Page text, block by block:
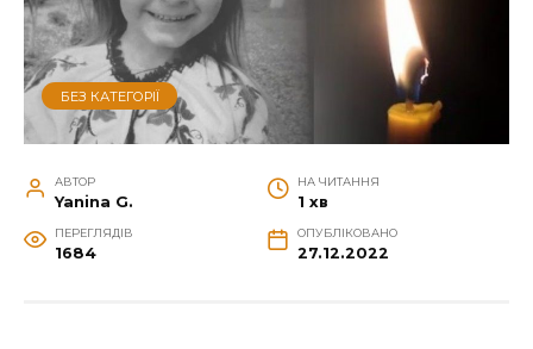
БЕЗ КАТЕГОРІЇ
АВТОР
Yanina G.
НА ЧИТАННЯ
1 хв
ПЕРЕГЛЯДІВ
1684
ОПУБЛІКОВАНО
27.12.2022